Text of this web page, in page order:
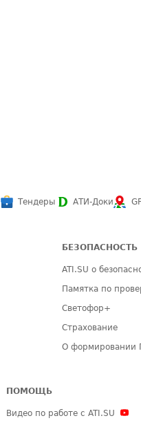
Тендеры АТИ-Доки
БЕЗОПАСНОСТЬ
ATI.SU о
Памятка по
Светофор+
Страхование
О формировании
ПОМОЩЬ
Видео по работе с ATI.SU